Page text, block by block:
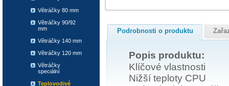
Podrobnosti o produktu
Popis produktu:
Klíčové vlastnosti
Nižší teploty CPU
Větráčky 80 mm
Větráčky 90/92
mm
Větráčky 140 mm
Větráčky 120 mm
Větráčky
speciální
Teplovodivé